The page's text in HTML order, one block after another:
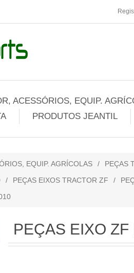
ACESSÓRIOS, EQUIP.
PRODUTOS JEANTIL
EQUIP. AGRÍCOLAS / PEÇAS
/ PEÇAS EIXOS TRACTOR ZF /
PEÇAS EIXO